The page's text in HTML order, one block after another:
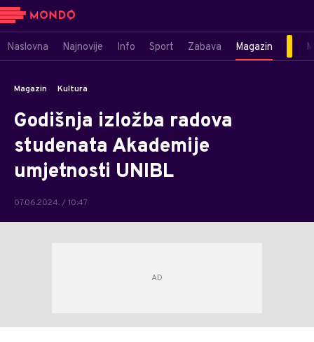
Naslovna Najnovije Info Sport Zabava Magazin
Magazin Kultura
Godišnja izložba radova
studenata Akademije
umjetnosti UNIBL
07.06.2024. / 10:47